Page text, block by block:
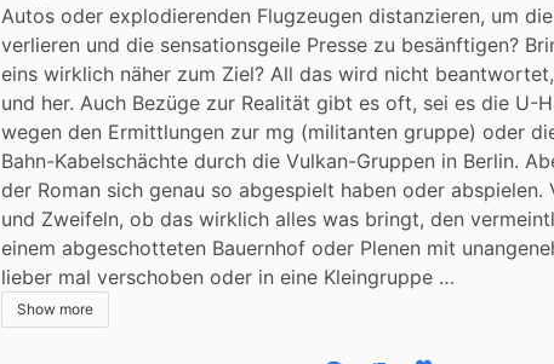
Autos oder explodierenden Flugzeugen distanzieren, um
verlieren und die sensationsgeile Presse zu besänftigen?
eins wirklich näher zum Ziel? All das wird nicht
und her. Auch Bezüge zur Realität gibt es oft, sei es die U-
wegen den Ermittlungen zur mg (militanten gruppe) oder
Bahn-Kabelschächte durch die Vulkan-Gruppen in Berlin.
der Roman sich genau so abgespielt haben oder
und Zweifeln, ob das wirklich alles was bringt, den
einem abgeschotteten Bauernhof oder Plenen mit
lieber mal verschoben oder in eine Kleingruppe …
Show more